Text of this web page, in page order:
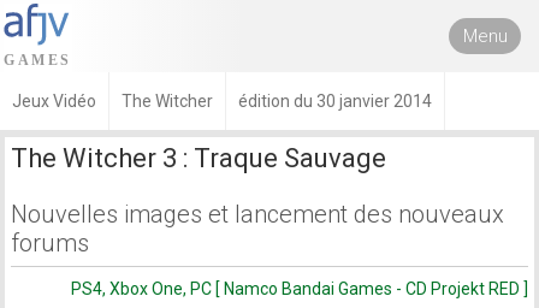
Menu
Jeux Vidéo The Witcher édition du 30 janvier 2014
The Witcher 3 : Traque Sauvage
Nouvelles images et lancement des nouveaux
forums
PS4, Xbox One, PC [ Namco Bandai Games - CD Projekt RED ]